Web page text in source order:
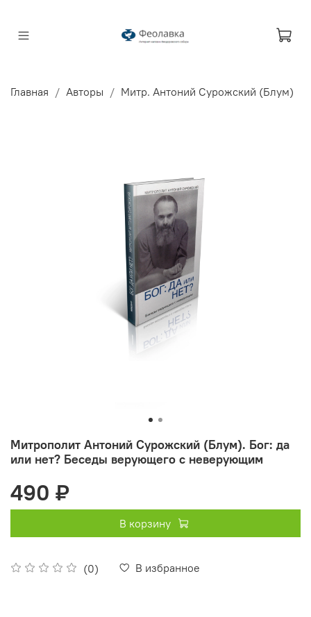
Главная Авторы Митр. Антоний Сурожский (Блум)
Митрополит Антоний Сурожский (Блум). Бог: да
или нет? Беседы верующего с неверующим
(0) В избранное
490 ₽
В корзину